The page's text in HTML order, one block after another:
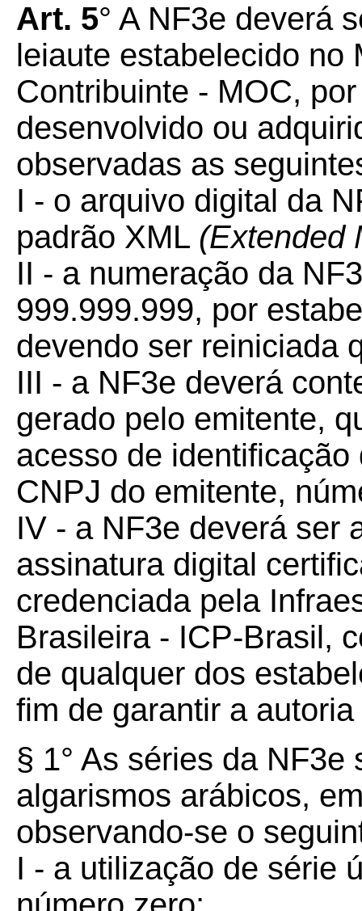
Art. 5° A NF3e deverá
leiaute estabelecido no
Contribuinte - MOC,
desenvolvido ou
observadas as
I - o arquivo digital da
padrão XML (Extended
II - a numeração da
999.999.999, por
devendo ser reiniciada
III - a NF3e deverá
gerado pelo emitente,
acesso de
CNPJ do emitente,
IV - a NF3e deverá ser
assinatura digital
credenciada pela
Brasileira - ICP-Brasil,
de qualquer dos
fim de garantir a
§ 1° As séries da
algarismos arábicos,
observando-se o
I - a utilização de série